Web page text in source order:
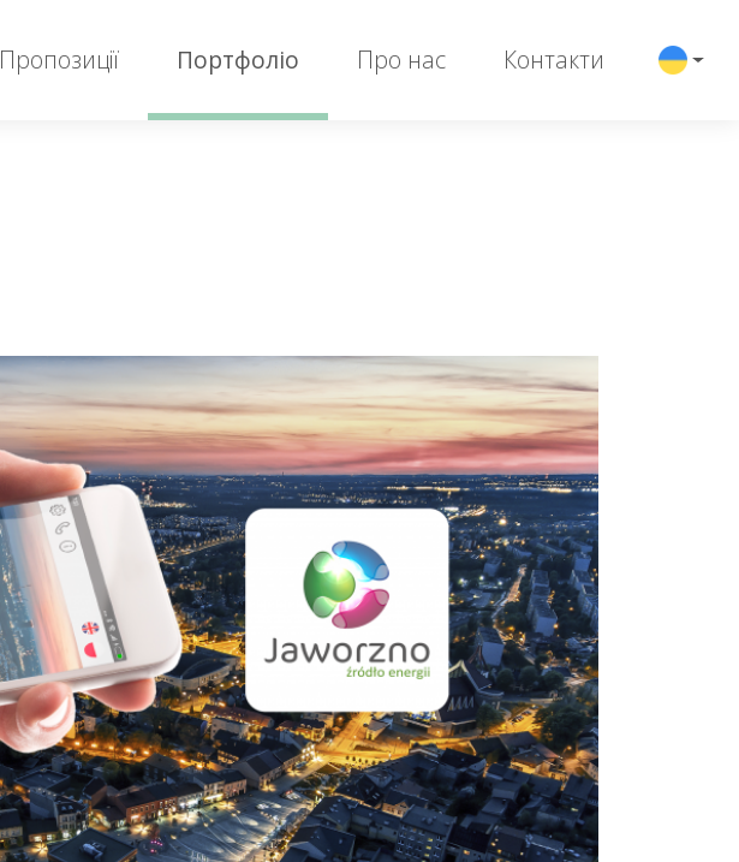
Пропозиції Портфоліо Про нас Контакти